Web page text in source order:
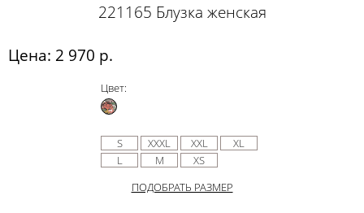
221165 Блузка женская
Цена: 2 970 р.
Цвет:
S XXXL XXL
XL
L
M
XS
ПОДОБРАТЬ РАЗМЕР